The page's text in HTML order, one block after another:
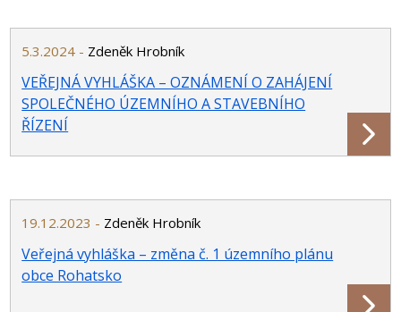
VEŘEJNÁ VYHLÁŠKA – OZNÁMENÍ O ZAHÁJENÍ
SPOLEČNÉHO ÚZEMNÍHO A STAVEBNÍHO
ŘÍZENÍ
5.3.2024 - Zdeněk Hrobník
Veřejná vyhláška – změna č. 1 územního plánu
obce Rohatsko
19.12.2023 - Zdeněk Hrobník